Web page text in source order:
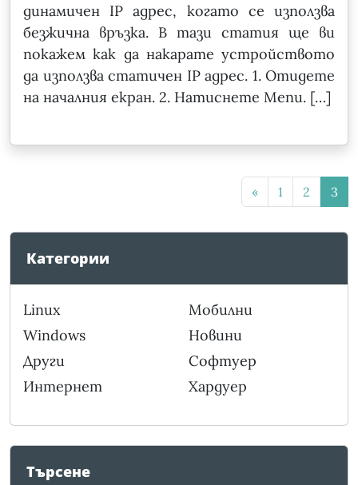
динамичен IP адрес, когато се използва
безжична връзка. В тази статия ще ви
покажем как да накарате устройството
да използва статичен IP адрес. 1. Отидете
на началния екран. 2. Натиснете Menu. […]
« 1 2 3
Категории
Linux
Windows
Други
Интернет
Мобилни
Новини
Софтуер
Хардуер
Търсене